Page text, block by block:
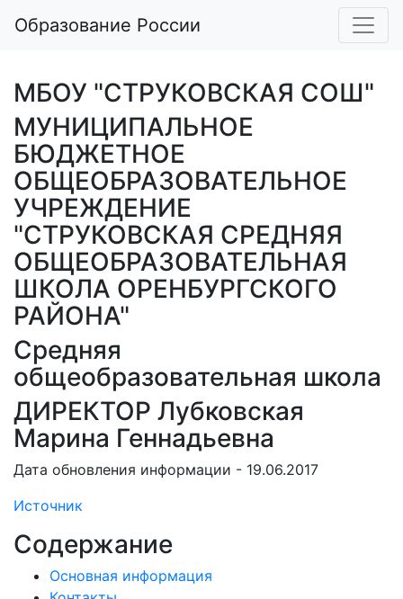
Образование России
МБОУ "СТРУКОВСКАЯ СОШ"
МУНИЦИПАЛЬНОЕ
БЮДЖЕТНОЕ
ОБЩЕОБРАЗОВАТЕЛЬНОЕ
УЧРЕЖДЕНИЕ
"СТРУКОВСКАЯ СРЕДНЯЯ
ОБЩЕОБРАЗОВАТЕЛЬНАЯ
ШКОЛА ОРЕНБУРГСКОГО
РАЙОНА"
Средняя
общеобразовательная школа
ДИРЕКТОР Лубковская
Марина Геннадьевна
Дата обновления информации - 19.06.2017
Источник
Содержание
Основная информация